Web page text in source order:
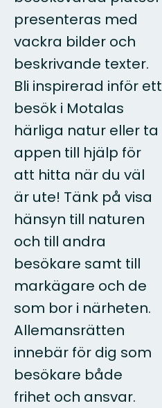
presenteras med
vackra bilder och
beskrivande texter.
Bli inspirerad inför ett
besök i Motalas
härliga natur eller ta
appen till hjälp för
att hitta när du väl
är ute! Tänk på visa
hänsyn till naturen
och till andra
besökare samt till
markägare och de
som bor i närheten.
Allemansrätten
innebär för dig som
besökare både
frihet och ansvar.